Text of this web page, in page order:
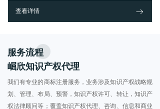
ꁹ
查看详情
服务流程
崛欣知识产权代理
我们有专业的商标注册服务，业务涉及知识产权战略规
划、管理、布局、预警，知识产权许可、转让，知识产
权法律顾问等；覆盖知识产权代理、咨询、信息和商业